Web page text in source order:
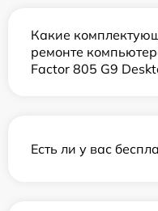
Какие
ремонте
Factor 805 G9
Есть ли у вас